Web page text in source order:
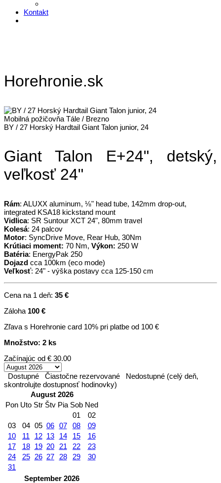
Kontakt
Horehronie.sk
Mobilná požičovňa Tále / Brezno
BY / 27 Horský Hardtail Giant Talon junior, 24
Giant Talon E+24", detský,
veľkosť 24"
Rám: ALUXX aluminum, ⅛" head tube, 142mm drop-out,
integrated KSA18 kickstand mount
Vidlica: SR Suntour XCT 24", 80mm travel
Kolesá: 24 palcov
Motor: SyncDrive Move, Rear Hub, 30Nm
Krútiaci moment: 70 Nm, Výkon: 250 W
Batéria: EnergyPak 250
Dojazd cca 100km (eco mode)
Veľkosť: 24" - výška postavy cca 125-150 cm
Cena na 1 deň: 35 €
Záloha 100 €
Zľava s Horehronie card 10% pri platbe od 100 €
Množstvo: 2 ks
Začínajúc od € 30.00
Dostupné Čiastočne rezervované
Nedostupné (celý deň,
skontrolujte dostupnosť hodinovky)
August 2026
Pon Uto Str Štv Pia Sob Ned
01
02
03
04 05 06 07 08
09
10
11 12 13 14 15
16
17
18 19 20 21 22
23
24
25 26 27 28 29
30
31
September 2026